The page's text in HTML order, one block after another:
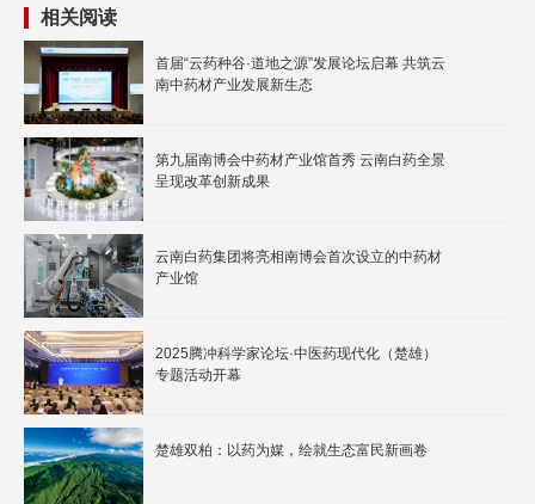
相关阅读
首届“云药种谷·道地之源”发展论坛启幕 共筑云
南中药材产业发展新生态
第九届南博会中药材产业馆首秀 云南白药全景
呈现改革创新成果
云南白药集团将亮相南博会首次设立的中药材
产业馆
2025腾冲科学家论坛·中医药现代化（楚雄）
专题活动开幕
楚雄双柏：以药为媒，绘就生态富民新画卷